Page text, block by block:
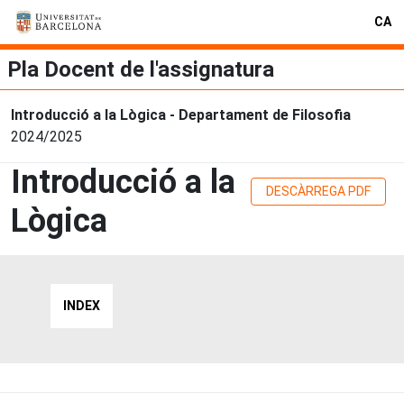
CA
Pla Docent de l'assignatura
Introducció a la Lògica - Departament de Filosofia
2024/2025
Introducció a la
Lògica
DESCÀRREGA PDF
INDEX